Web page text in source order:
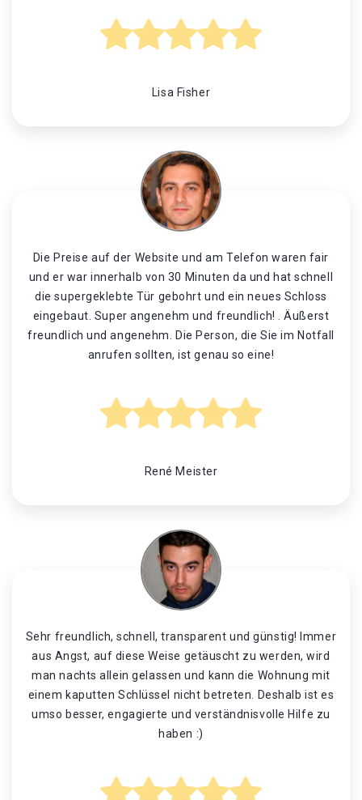
Lisa Fisher
Die Preise auf der Website und am Telefon waren fair
und er war innerhalb von 30 Minuten da und hat schnell
die supergeklebte Tür gebohrt und ein neues Schloss
eingebaut. Super angenehm und freundlich! . Äußerst
freundlich und angenehm. Die Person, die Sie im Notfall
anrufen sollten, ist genau so eine!
René Meister
Sehr freundlich, schnell, transparent und günstig! Immer
aus Angst, auf diese Weise getäuscht zu werden, wird
man nachts allein gelassen und kann die Wohnung mit
einem kaputten Schlüssel nicht betreten. Deshalb ist es
umso besser, engagierte und verständnisvolle Hilfe zu
haben :)